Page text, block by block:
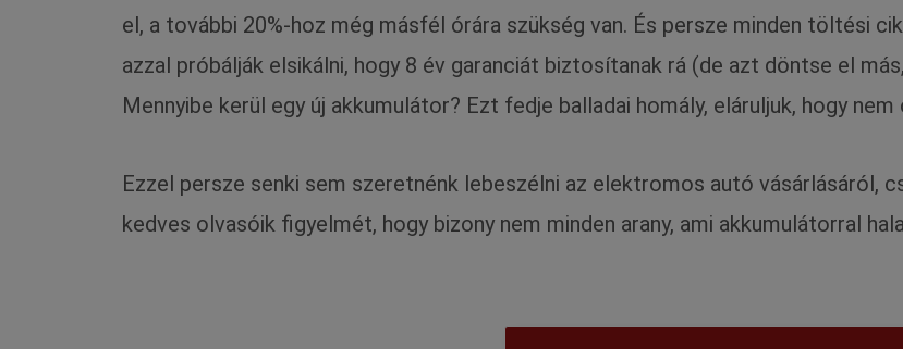
el, a további 20%-hoz még másfél órára szükség van. És persze minden töltési
azzal próbálják elsikálni, hogy 8 év garanciát biztosítanak rá (de azt döntse el
Mennyibe kerül egy új akkumulátor? Ezt fedje balladai homály, eláruljuk, hogy
Ezzel persze senki sem szeretnénk lebeszélni az elektromos autó vásárlásáról,
kedves olvasóik figyelmét, hogy bizony nem minden arany, ami akkumulátorral